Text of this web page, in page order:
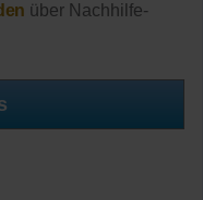
über Nachhilfe-